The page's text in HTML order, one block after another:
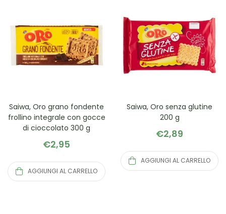
Saiwa, Oro grano fondente
frollino integrale con gocce
di cioccolato 300 g
€2,95
AGGIUNGI AL CARRELLO
Saiwa, Oro senza glutine
200 g
€2,89
AGGIUNGI AL CARRELLO